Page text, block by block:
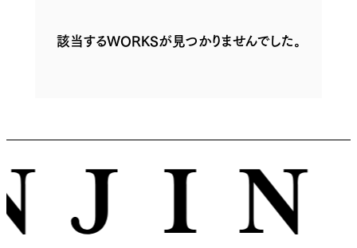
該当するWORKSが見つかりませんでした。